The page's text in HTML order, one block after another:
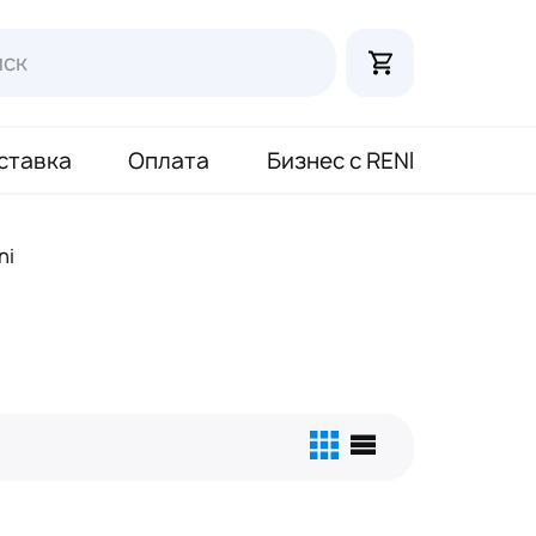
Оплата Бизнес с RENI